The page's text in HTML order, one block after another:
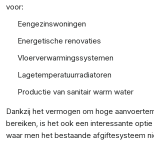
voor:
Eengezinswoningen
Energetische renovaties
Vloerverwarmingssystemen
Lagetemperatuurradiatoren
Productie van sanitair warm water
Dankzij het vermogen om hoge
bereiken, is het ook een interessante
waar men het bestaande afgiftesysteem